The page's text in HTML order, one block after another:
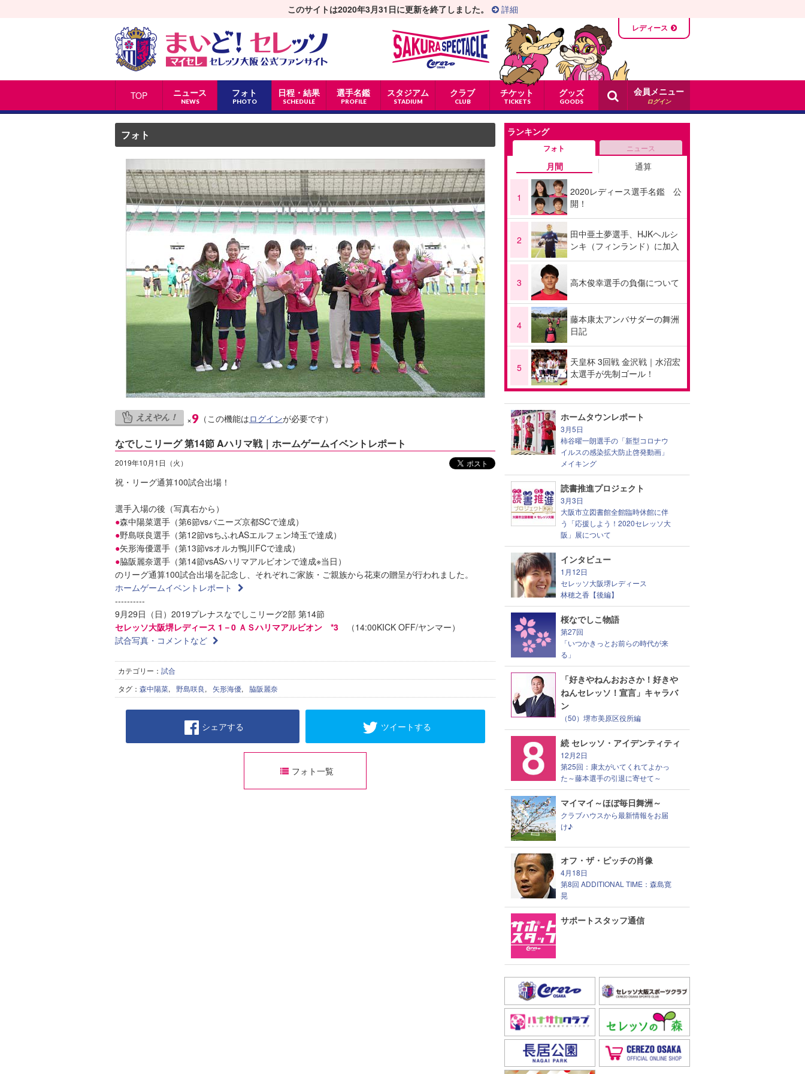
TOP ニュース
NEWS
フォト
PHOTO
日程・結果
SCHEDULE
選手名鑑
PROFILE
スタジアム
STADIUM
クラブ
CLUB
チケット
TICKETS
グッズ
GOODS
このサイトは2020年3月31日に更新を終了しました。 詳細
レディース
会員メニュー
ログイン
フォト
ええやん！ ×9 （この機能はログインが必要です）
なでしこリーグ 第14節 Aハリマ戦｜ホームゲームイベントレポート
2019年10月1日（火）
祝・リーグ通算100試合出場！
選手入場の後（写真右から）
●森中陽菜選手（第6節vsバニーズ京都SCで達成）
●野島咲良選手（第12節vsちふれASエルフェン埼玉で達成）
●矢形海優選手（第13節vsオルカ鴨川FCで達成）
●脇阪麗奈選手（第14節vsASハリマアルビオンで達成※当日）
のリーグ通算100試合出場を記念し、それぞれご家族・ご親族から花束の贈呈が行われました。
ホームゲームイベントレポート
----------
9月29日（日）2019プレナスなでしこリーグ2部 第14節
セレッソ大阪堺レディース 1－0 ＡＳハリマアルビオン *3 （14:00KICK OFF/ヤンマー）
試合写真・コメントなど
カテゴリー： 試合
タグ： 森中陽菜, 野島咲良, 矢形海優, 脇阪麗奈
シェアする ツイートする
フォト一覧
ランキング
フォト ニュース
月間 通算
1
2020レディース選手名鑑 公
開！
2
田中亜土夢選手、HJKヘルシ
ンキ（フィンランド）に加入
3 高木俊幸選手の負傷について
4
藤本康太アンバサダーの舞洲
日記
5
天皇杯 3回戦 金沢戦｜水沼宏
太選手が先制ゴール！
ホームタウンレポート
3月5日
柿谷曜一朗選手の「新型コロナウ
イルスの感染拡大防止啓発動画」
メイキング
読書推進プロジェクト
3月3日
大阪市立図書館全館臨時休館に伴
う「応援しよう！2020セレッソ大
阪」展について
インタビュー
1月12日
セレッソ大阪堺レディース
林穂之香【後編】
桜なでしこ物語
第27回
「いつかきっとお前らの時代が来
る」
「好きやねんおおさか！好きや
ねんセレッソ！宣言」キャラバ
ン
（50）堺市美原区役所編
続 セレッソ・アイデンティティ
12月2日
第25回：康太がいてくれてよかっ
た～藤本選手の引退に寄せて～
マイマイ～ほぼ毎日舞洲～
クラブハウスから最新情報をお届
け♪
オフ・ザ・ピッチの肖像
4月18日
第8回 ADDITIONAL TIME：森島寛
晃
サポートスタッフ通信